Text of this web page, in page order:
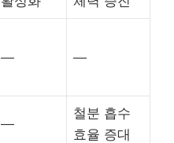
— —
—
철분 흡수
효율 증대